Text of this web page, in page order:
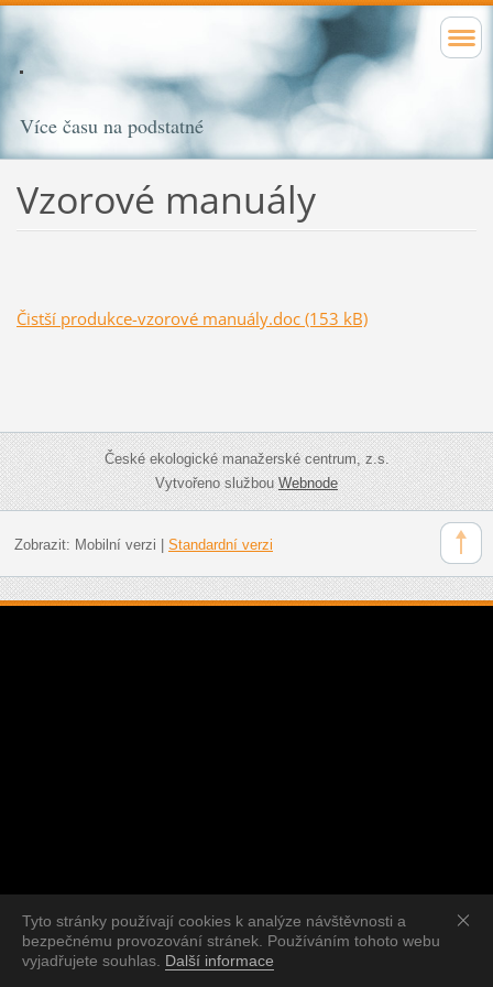
Více času na podstatné
Vzorové manuály
Čistší produkce-vzorové manuály.doc (153 kB)
Tyto stránky používají cookies k analýze návštěvnosti a
bezpečnému provozování stránek. Používáním tohoto webu
vyjadřujete souhlas. Další informace
České ekologické manažerské centrum, z.s.
Vytvořeno službouWebnode
Zobrazit: Mobilní verzi Standardní verzi